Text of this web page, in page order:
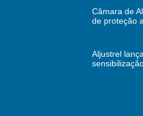
Câmara de
de proteção
Aljustrel